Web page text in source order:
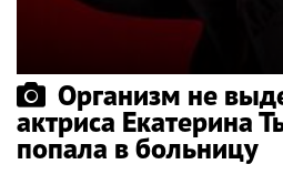
Организм не
актриса Екатерина
попала в больницу